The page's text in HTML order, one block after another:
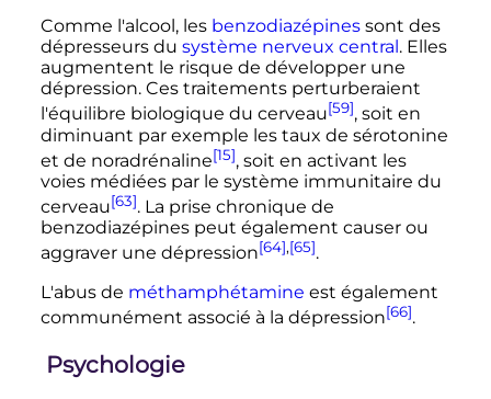
Comme l'alcool, les benzodiazépinessont des
dépresseurs du système nerveux central . Elles
augmentent le risque de développer une
dépression. Ces traitements perturberaient
l'équilibre biologique du cerveau[59], soit en
diminuant par exemple les taux de sérotonine
et de noradrénaline[15], soit en activant les
voies médiées par le système immunitaire du
cerveau[63]. La prise chronique de
benzodiazépines peut également causer ou
aggraver une dépression[64],[65].
L'abus de méthamphétamine est également
communément associé à la dépression[66].
Psychologie